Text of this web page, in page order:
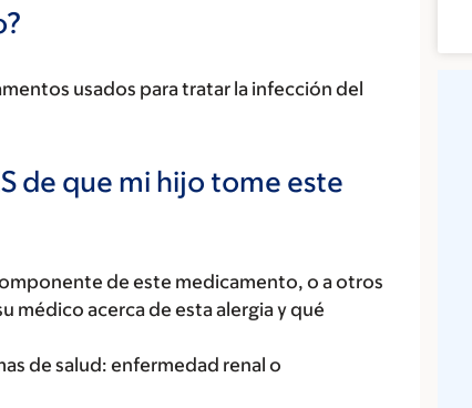
usados para tratar la infección del
de que mi hijo tome este
de este medicamento, o a otros
médico acerca de esta alergia y qué
de salud: enfermedad renal o